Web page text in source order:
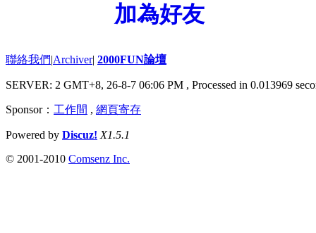
加為好友
聯絡我們|Archiver| 2000FUN論壇
SERVER: 2 GMT+8, 26-8-7 06:06 PM , Processed in 0.013969
Sponsor： 工作間 , 網頁寄存
Powered by Discuz! X1.5.1
© 2001-2010 Comsenz Inc.